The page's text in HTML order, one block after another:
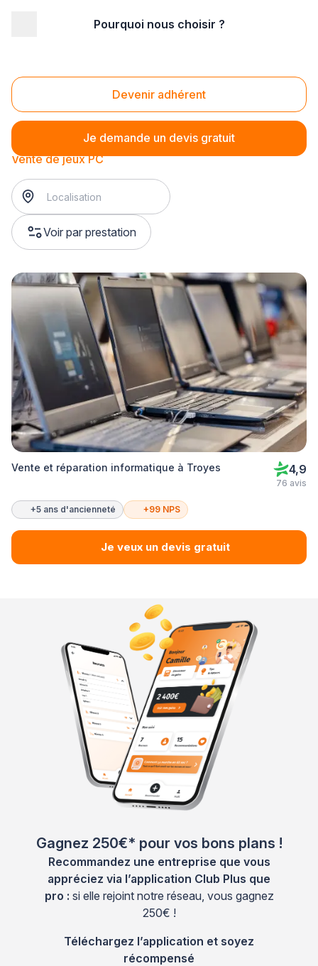
Pourquoi nous choisir ?
Devenir adhérent
Je demande un devis gratuit
Vente de jeux PC
Vente de jeux PC
Voir par prestation
Vente et réparation informatique à Troyes 4,9
76 avis
+5 ans d'ancienneté +99 NPS
Je veux un devis gratuit
Gagnez 250€* pour vos bons plans !
Recommandez une entreprise que vous
appréciez via l’application Club Plus que
pro : si elle rejoint notre réseau, vous gagnez
250€ !
Téléchargez l’application et soyez
récompensé